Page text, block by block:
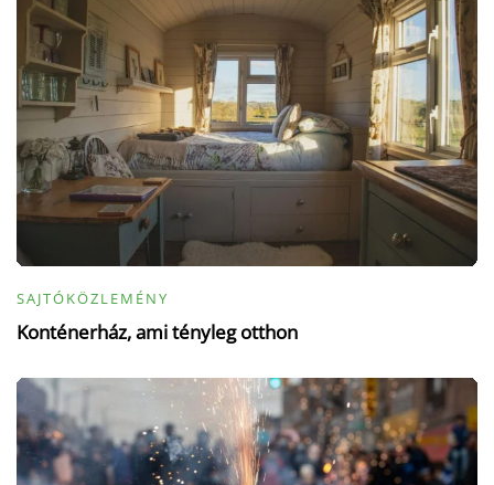
SAJTÓKÖZLEMÉNY
Konténerház, ami tényleg otthon